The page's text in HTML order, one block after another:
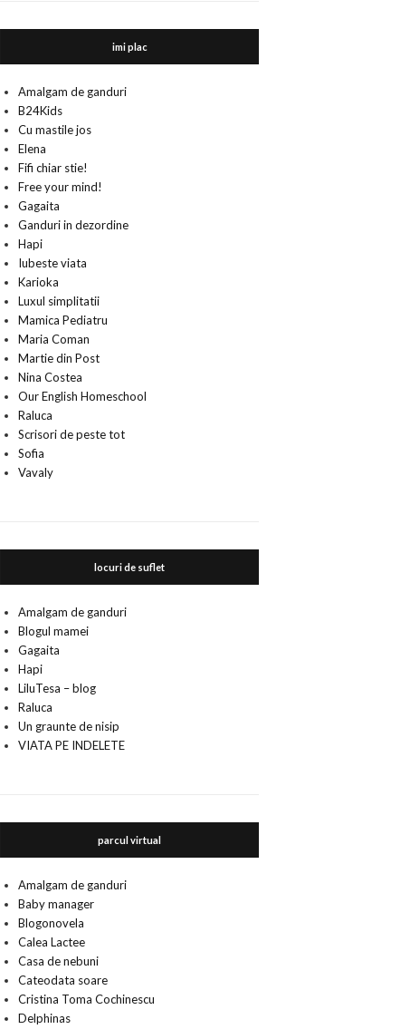
imi plac
Amalgam de ganduri
B24Kids
Cu mastile jos
Elena
Fifi chiar stie!
Free your mind!
Gagaita
Ganduri in dezordine
Hapi
Iubeste viata
Karioka
Luxul simplitatii
Mamica Pediatru
Maria Coman
Martie din Post
Nina Costea
Our English Homeschool
Raluca
Scrisori de peste tot
Sofia
Vavaly
locuri de suflet
Amalgam de ganduri
Blogul mamei
Gagaita
Hapi
LiluTesa – blog
Raluca
Un graunte de nisip
VIATA PE INDELETE
parcul virtual
Amalgam de ganduri
Baby manager
Blogonovela
Calea Lactee
Casa de nebuni
Cateodata soare
Cristina Toma Cochinescu
Delphinas